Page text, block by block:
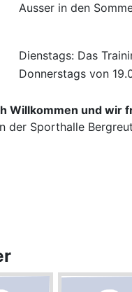
Ausser in den
Dienstags: Das
Donnerstags von
Willkommen und wir
der Sporthalle